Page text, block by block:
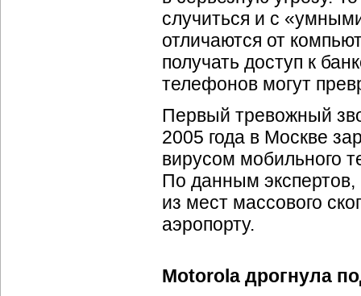
случиться и с
отличаются от
получать доступ к
телефонов могут
Первый тревожный
2005 года в Москве
вирусом мобильного
По данным
из мест массового
аэропорту.
Motorola дрогнула